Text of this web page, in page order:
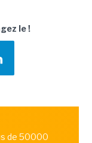
le !
de 50000